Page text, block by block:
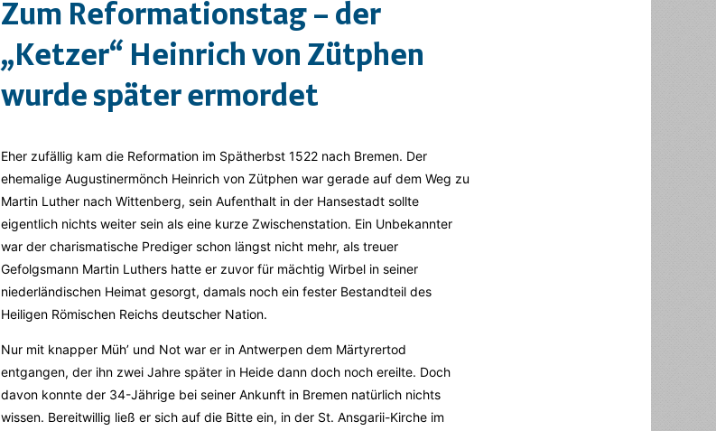
Zum Reformationstag – der
„Ketzer“ Heinrich von Zütphen
wurde später ermordet
Eher zufällig kam die Reformation im Spätherbst 1522 nach Bremen. Der
ehemalige Augustinermönch Heinrich von Zütphen war gerade auf dem Weg zu
Martin Luther nach Wittenberg, sein Aufenthalt in der Hansestadt sollte
eigentlich nichts weiter sein als eine kurze Zwischenstation. Ein Unbekannter
war der charismatische Prediger schon längst nicht mehr, als treuer
Gefolgsmann Martin Luthers hatte er zuvor für mächtig Wirbel in seiner
niederländischen Heimat gesorgt, damals noch ein fester Bestandteil des
Heiligen Römischen Reichs deutscher Nation.
Nur mit knapper Müh’ und Not war er in Antwerpen dem Märtyrertod
entgangen, der ihn zwei Jahre später in Heide dann doch noch ereilte. Doch
davon konnte der 34-Jährige bei seiner Ankunft in Bremen natürlich nichts
wissen. Bereitwillig ließ er sich auf die Bitte ein, in der St. Ansgarii-Kirche im